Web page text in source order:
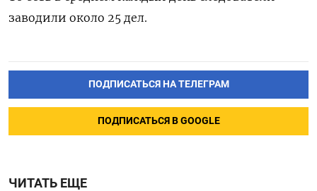
заводили около 25 дел.
ПОДПИСАТЬСЯ НА ТЕЛЕГРАМ
ПОДПИСАТЬСЯ В GOOGLE
ЧИТАТЬ ЕЩЕ